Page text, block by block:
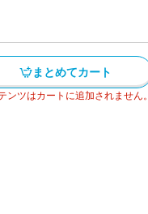
まとめてカート
ツはカートに追加されません。